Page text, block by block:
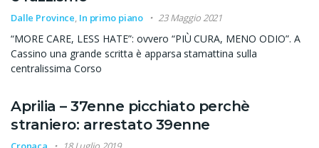
Dalle Province, In primo piano 23 Maggio 2021
“MORE CARE, LESS HATE”: ovvero “PIÙ CURA, MENO ODIO”. A
Cassino una grande scritta è apparsa stamattina sulla
centralissima Corso
Aprilia – 37enne picchiato perchè
straniero: arrestato 39enne